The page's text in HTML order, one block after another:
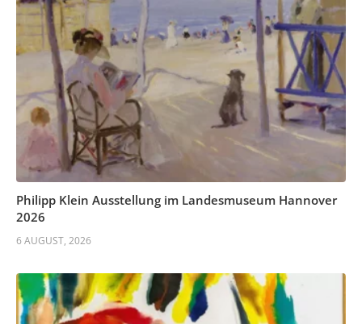
Philipp Klein Ausstellung im Landesmuseum Hannover
2026
6 AUGUST, 2026